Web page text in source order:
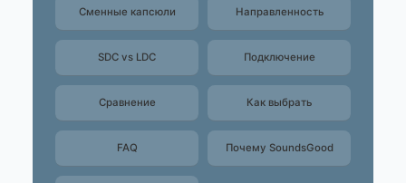
Сменные капсюли Направленность
SDC vs LDC Подключение
Сравнение Как выбрать
FAQ Почему SoundsGood